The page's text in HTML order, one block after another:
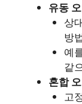
유동
상
방
예
같
혼합
고